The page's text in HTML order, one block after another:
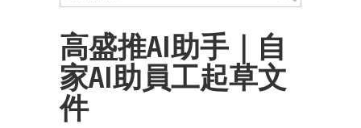
高盛推AI助手｜自
家AI助員工起草文
件